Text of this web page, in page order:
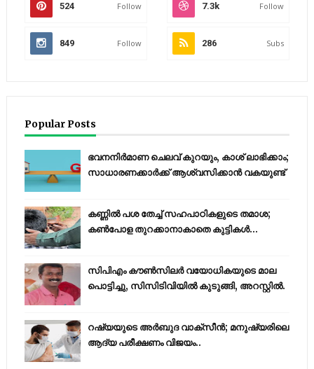
524 Follow 7.3k Follow
849 Follow 286 Subs
Popular Posts
ഭവനനിർമാണ ചെലവ് കുറയും, കാശ് ലാഭിക്കാം;
സാധാരണക്കാർക്ക് ആശ്വസിക്കാൻ വകയുണ്ട്
കണ്ണിൽ പശ തേച്ച് സഹപാഠികളുടെ തമാശ;
കൺപോള തുറക്കാനാകാതെ കുട്ടികൾ...
സിപിഎം കൗണ്‍സിലര്‍ വയോധികയുടെ മാല
പൊട്ടിച്ചു, സിസിടിവിയില്‍ കുടുങ്ങി, അറസ്റ്റില്‍.
റഷ്യയുടെ അര്‍ബുദ വാക്‌സീന്‍; മനുഷ്യരിലെ
ആദ്യ പരീക്ഷണം വിജയം..